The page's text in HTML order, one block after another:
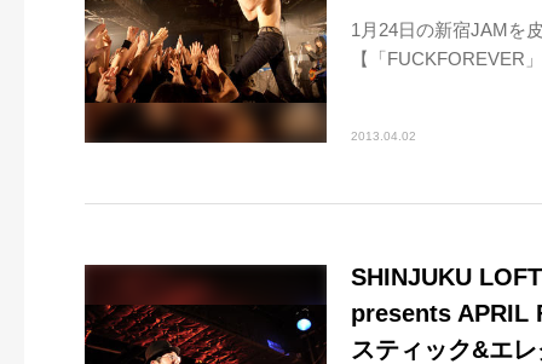
1月24日の新宿JAMを
【「FUCKFOREVER
2013.04.02
SHINJUKU
presents APRIL
スティック&エ